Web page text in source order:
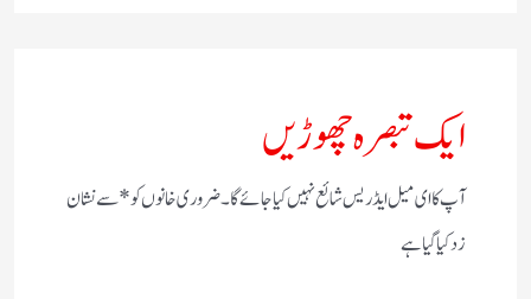
ایک تبصرہ چھوڑیں
آپ کا ای میل ایڈریس شائع نہیں کیا جائے گا۔ضروری خانوں کو*سے نشان
زد کیا گیا ہے